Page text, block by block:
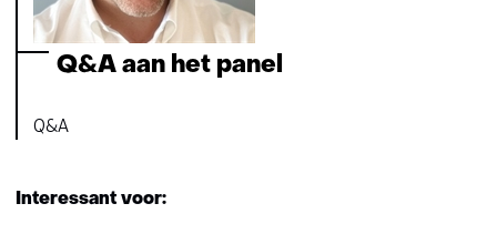
Q&A aan het panel
Q&A
Interessant voor: